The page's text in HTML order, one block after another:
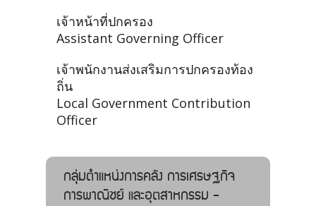
เจ้าหน้าที่ปกครอง
Assistant Governing Officer
เจ้าพนักงานส่งเสริมการปกครองท้อง
ถิ่น
Local Government Contribution
Officer
กลุ่มตำแหน่งการคลัง การเศรษฐกิจ
การพาณิชย์ และอุตสาหกรรม -